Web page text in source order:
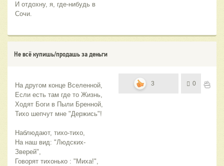
И отдохну, я, где-нибудь в
Сочи.
Не всё купишь/продашь за деньги
На другом конце Вселенной,
Если есть там где то Жизнь,
Ходят Боги в Пыли Бренной,
Тихо шепчут мне "Держись"!
Наблюдают, тихо-тихо,
На наш вид: "Людских-
Зверей",
Говорят тихонько : "Миха!",
3 0